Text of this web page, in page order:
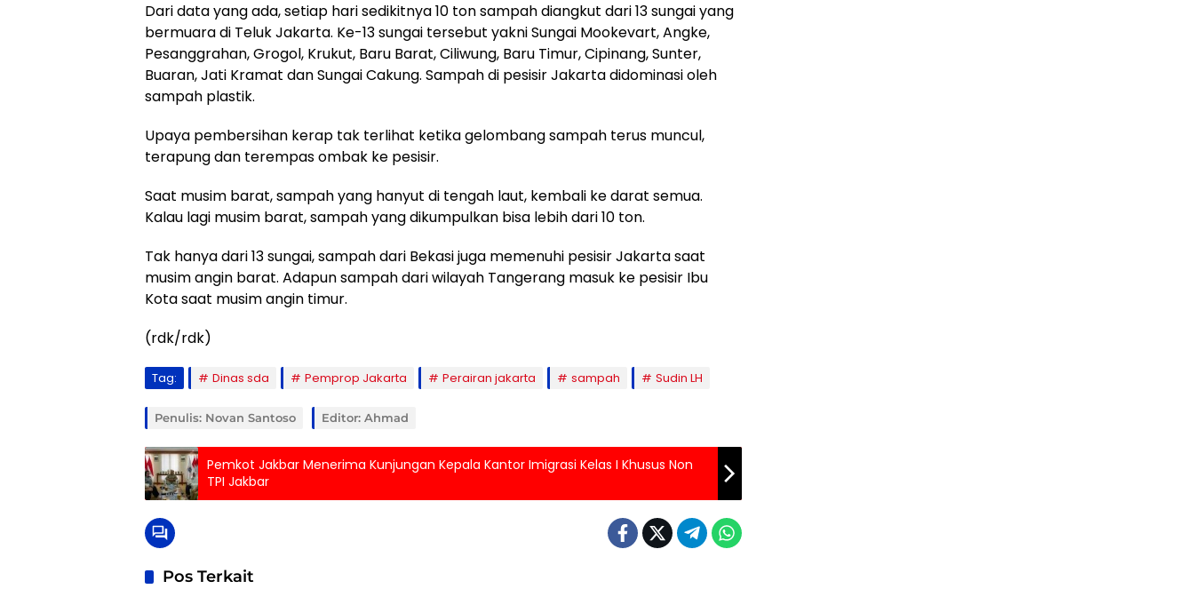
Dari data yang ada, setiap hari sedikitnya 10 ton sampah diang­kut dari 13 sungai yang
bermuara di Teluk Jakarta. Ke-13 sungai tersebut yakni Sungai Mookevart, Angke,
Pesanggrahan, Grogol, Krukut, Baru Barat, Ciliwung, Baru Timur, Cipinang, Sunter,
Buaran, Jati Kramat dan Sungai Cakung. Sampah di pesisir Jakarta didominasi oleh
sampah plastik.
Upaya pember­sihan kerap tak terlihat ketika gelombang sampah terus mun­cul,
terapung dan terempas ombak ke pesisir.
Saat musim barat, sampah yang hanyut di tengah laut, kembali ke darat semua.
Kalau lagi musim barat, sampah yang dikumpulkan bisa lebih dari 10 ton.
Tak hanya dari 13 sungai, sampah dari Bekasi juga memenuhi pesisir Jakarta saat
musim angin barat. Adapun sampah dari wilayah Tangerang masuk ke pesisir Ibu
Kota saat musim angin timur.
(rdk/rdk)
Tag: Dinas sda Pemprop Jakarta Perairan jakarta sampah Sudin LH
Penulis: Novan Santoso Editor: Ahmad
Pemkot Jakbar Menerima Kunjungan Kepala Kantor Imigrasi Kelas I Khusus Non
TPI Jakbar
Pos Terkait